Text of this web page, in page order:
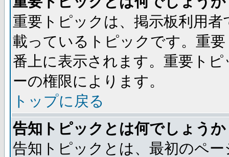
重要トピックは、掲示板利用
載っているトピックです。重
番上に表示されます。重要ト
ーの権限によります。
トップに戻る
告知トピックとは何でしょうか
告知トピックとは、最初のペ